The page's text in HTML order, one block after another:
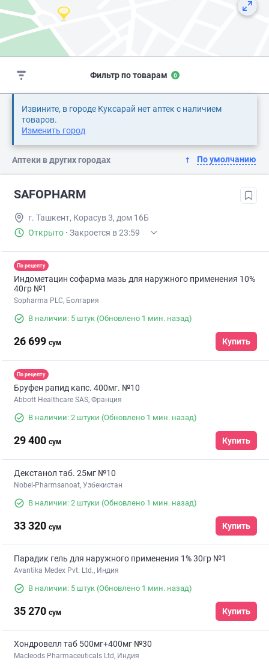
Фильтр по товарам 0
Извините, в городе Куксарай нет аптек с наличием
товаров.
Изменить город
Аптеки в других городах По умолчанию
SAFOPHARM
г. Ташкент, Корасув 3, дом 16Б
Открыто · Закроется в 23:59
По рецепту
Индометацин софарма мазь для наружного применения 10%
40гр №1
Sopharma PLC, Болгария
В наличии: 5 штук (Обновлено 1 мин. назад)
26 699 сум Купить
По рецепту
Бруфен рапид капс. 400мг. №10
Abbott Healthcare SAS, Франция
В наличии: 2 штуки (Обновлено 1 мин. назад)
29 400 сум Купить
Декстанол таб. 25мг №10
Nobel-Pharmsanoat, Узбекистан
В наличии: 2 штуки (Обновлено 1 мин. назад)
33 320 сум Купить
Парадик гель для наружного применения 1% 30гр №1
Avantika Medex Pvt. Ltd., Индия
В наличии: 5 штук (Обновлено 1 мин. назад)
35 270 сум Купить
Хондровелл таб 500мг+400мг №30
Macleods Pharmaceuticals Ltd, Индия